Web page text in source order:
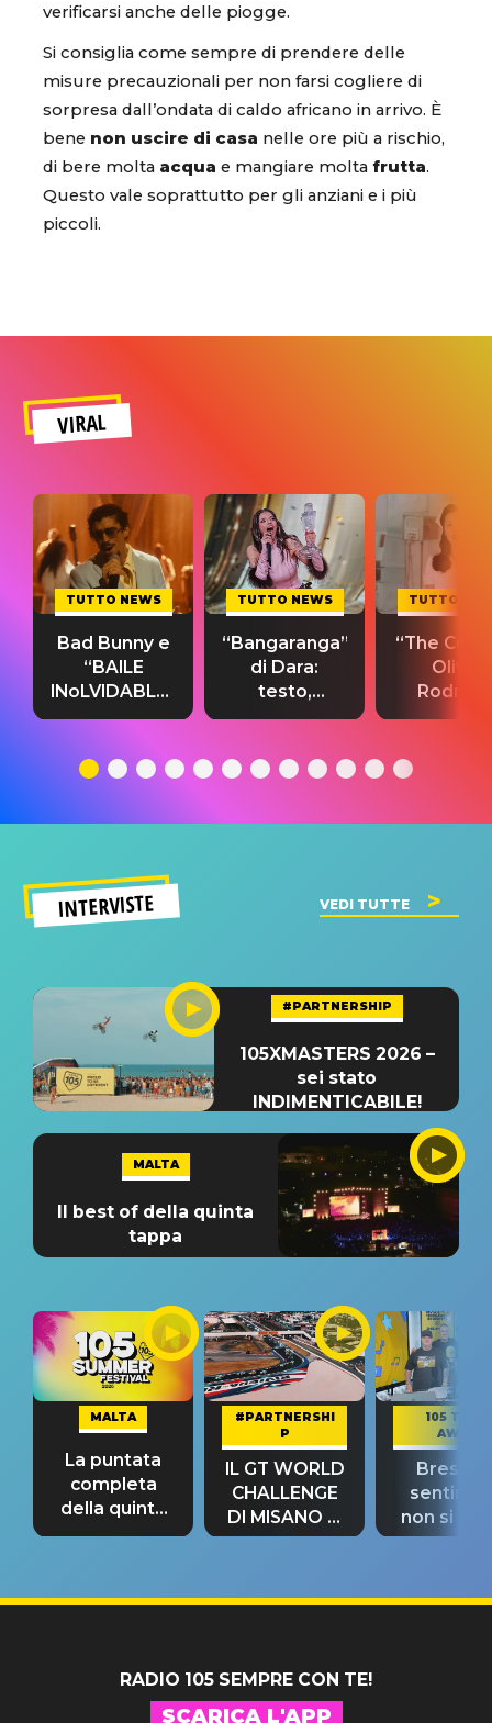
verificarsi anche delle piogge.
Si consiglia come sempre di prendere delle
misure precauzionali per non farsi cogliere di
sorpresa dall’ondata di caldo africano in arrivo. È
bene non uscire di casa nelle ore più a rischio,
di bere molta acqua e mangiare molta frutta.
Questo vale soprattutto per gli anziani e i più
piccoli.
VIRAL
TUTTO NEWS
Bad Bunny e
“BAILE
INoLVIDABLE”:
testo,
significato
TUTTO NEWS
“Bangaranga”
di Dara:
testo,
traduzione e
del singolo
TUTTO
“The
Olivia
testo,
INTERVISTE VEDI TUTTE
#PARTNERSHIP
105XMASTERS 2026 –
sei stato
INDIMENTICABILE!
MALTA
Il best of della quinta
tappa
MALTA
La puntata
completa
della quinta
tappa
#PARTNERSHI
P
IL GT WORLD
CHALLENGE
DI MISANO si
riconferma
105 TAKE
AWAY
Bresh:
non si
fino alla
RADIO 105 SEMPRE CON TE!
SCARICA L'APP